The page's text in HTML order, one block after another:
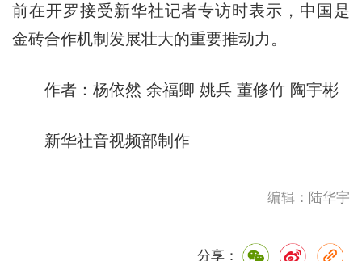
前在开罗接受新华社记者专访时表示，中国是
金砖合作机制发展壮大的重要推动力。
作者：杨依然 余福卿 姚兵 董修竹 陶宇彬
新华社音视频部制作
编辑：陆华宇
分享：